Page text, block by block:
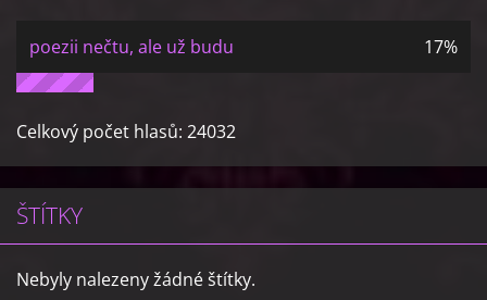
poezii nečtu, ale už budu 17%
Celkový počet hlasů: 24032
ŠTÍTKY
Nebyly nalezeny žádné štítky.